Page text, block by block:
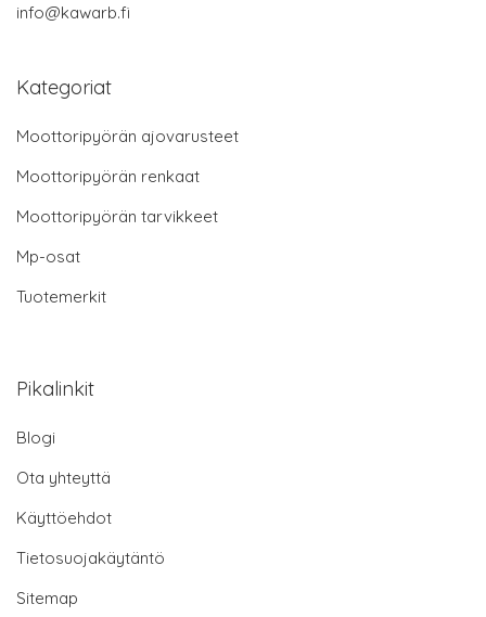
info@kawarb.fi
Kategoriat
Moottoripyörän ajovarusteet
Moottoripyörän renkaat
Moottoripyörän tarvikkeet
Mp-osat
Tuotemerkit
Pikalinkit
Blogi
Ota yhteyttä
Käyttöehdot
Tietosuojakäytäntö
Sitemap